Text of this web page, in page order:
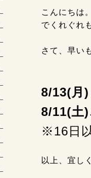
こんにちは
でくれぐれ
さて、早い
8/13(月)
8/11(土
※16日
以上、宜し